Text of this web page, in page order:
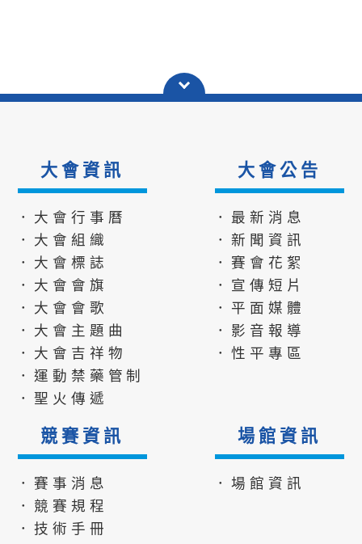
大會資訊
．大會行事曆
．大會組織
．大會標誌
．大會會旗
．大會會歌
．大會主題曲
．大會吉祥物
．運動禁藥管制
．聖火傳遞
大會公告
．最新消息
．新聞資訊
．賽會花絮
．宣傳短片
．平面媒體
．影音報導
．性平專區
競賽資訊
．賽事消息
．競賽規程
．技術手冊
場館資訊
．場館資訊